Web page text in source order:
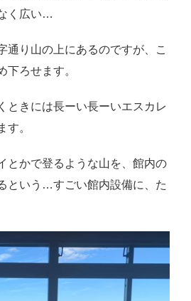
Close
く広い…
通り山の上にあるのですが、こ
下ろせます。
ときには長ーい長ーいエスカレ
す。
とかで登るような山を、館内の
という…すごい館内設備に、た